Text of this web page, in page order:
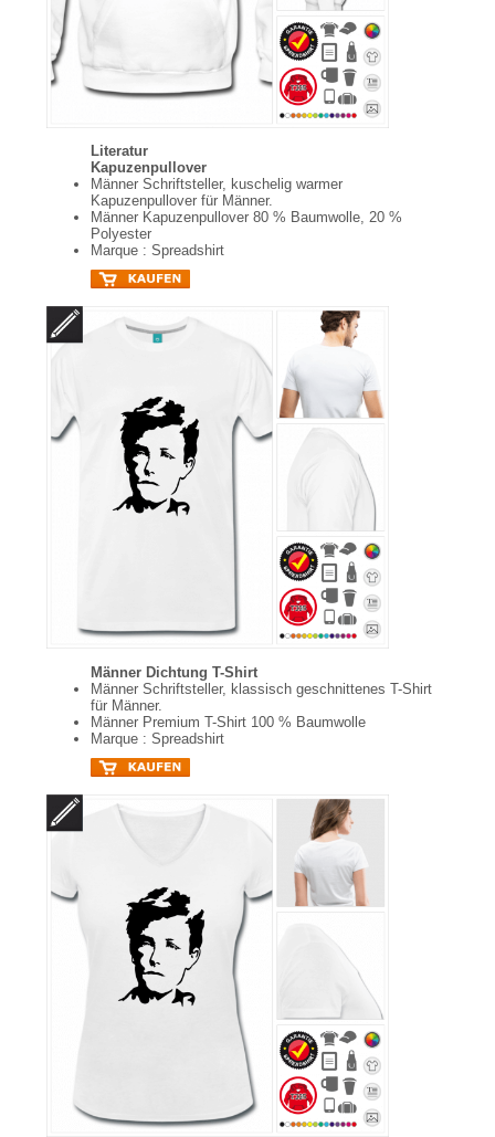
Literatur
Kapuzenpullover
Männer Schriftsteller, kuschelig warmer
Kapuzenpullover für Männer.
Männer Kapuzenpullover 80 % Baumwolle, 20 %
Polyester
Marque : Spreadshirt
Männer Dichtung T-Shirt
Männer Schriftsteller, klassisch geschnittenes T-Shirt
für Männer.
Männer Premium T-Shirt 100 % Baumwolle
Marque : Spreadshirt